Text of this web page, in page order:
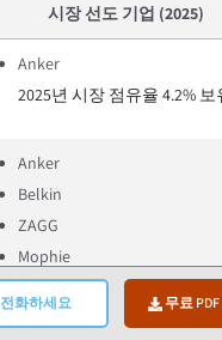
전화하세요 무료
시장 선도 기업 (2025)
Anker
2025년 시장 점유율 4.2% 보
Anker
Belkin
ZAGG
Mophie
Baseus
2025년 시장 점유율 12.8% 보